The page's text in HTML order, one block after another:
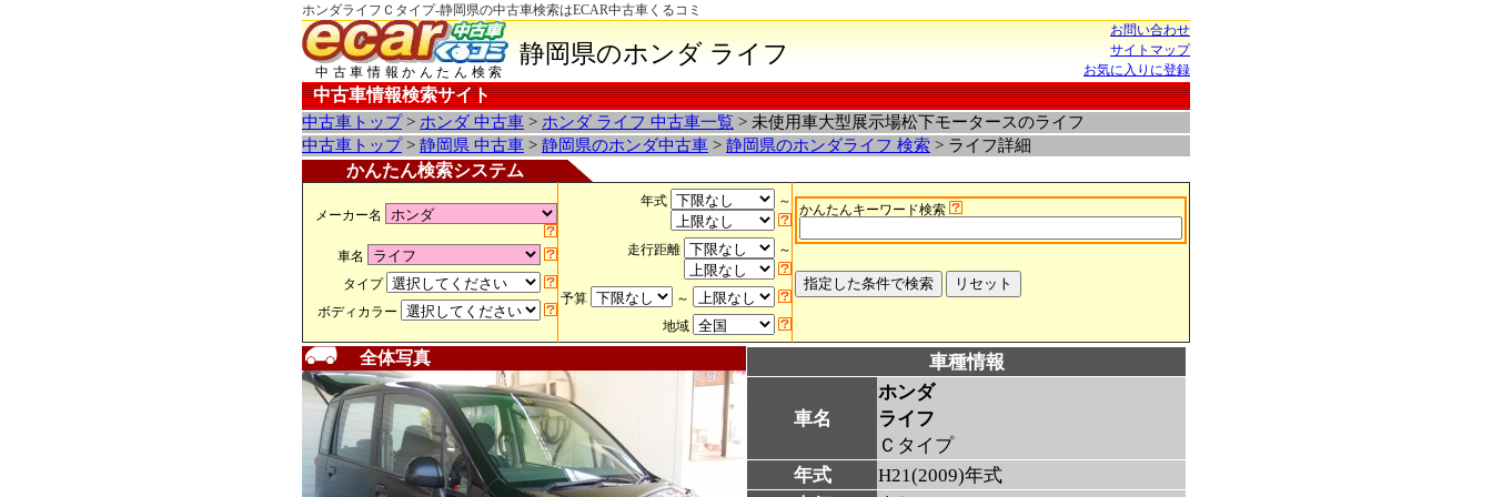
ホンダライフＣタイプ-静岡県の中古車検索はECAR中古車くるコミ
中古車情報かんたん検索
静岡県のホンダ ライフ
お問い合わせ
サイトマップ
お気に入りに登録
中古車情報検索サイト
中古車トップ> ホンダ 中古車 > ホンダ ライフ 中古車一覧 > 未使用車大型展示場松下モータースのライフ
中古車トップ> 静岡県 中古車 > 静岡県のホンダ中古車 > 静岡県のホンダライフ 検索 > ライフ詳細
かんたん検索システム
メーカー名
車名
タイプ
ボディカラー
年式 ～
走行距離 ～
予算
～
地域
かんたんキーワード検索
全体写真 車種情報
車名
ホンダ
ライフ
Ｃタイプ
年式
H21(2009)年式